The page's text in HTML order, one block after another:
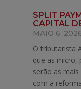
SPLIT
CAPITAL
MAIO 6,
O tributarista
que as micro,
serão as
com a